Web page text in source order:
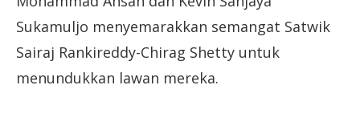
Sukamuljo menyemarakkan semangat Satwik
Sairaj Rankireddy-Chirag Shetty untuk
menundukkan lawan mereka.